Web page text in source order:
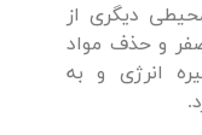
دیگری از
و حذف مواد
انرژی و به